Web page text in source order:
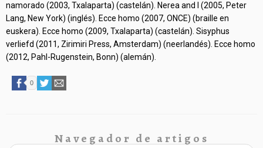
namorado (2003, Txalaparta) (castelán). Nerea and I (2005, Peter
Lang, New York) (inglés). Ecce homo (2007, ONCE) (braille en
euskera). Ecce homo (2009, Txalaparta) (castelán). Sisyphus
verliefd (2011, Zirimiri Press, Amsterdam) (neerlandés). Ecce homo
(2012, Pahl-Rugenstein, Bonn) (alemán).
0
Navegador de artigos